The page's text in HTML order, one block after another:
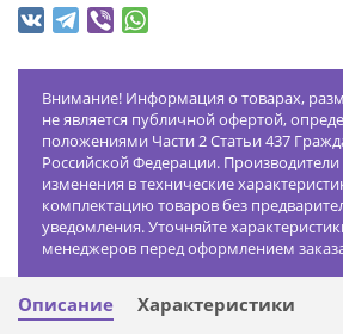
Внимание! Информация о товарах,
не является публичной офертой,
положениями Части 2 Статьи 437
Российской Федерации. Производители
изменения в технические
комплектацию товаров без
уведомления. Уточняйте
менеджеров перед оформлением
Описание Характеристики